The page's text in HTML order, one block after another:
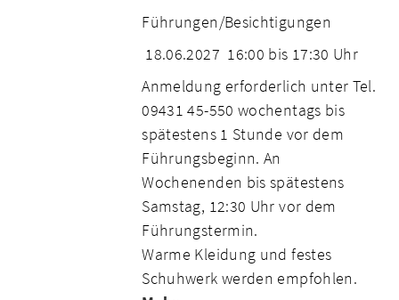
Führungen/Besichtigungen
18.06.2027 16:00 bis 17:30 Uhr
Anmeldung erforderlich unter Tel.
09431 45-550 wochentags bis
spätestens 1 Stunde vor dem
Führungsbeginn. An
Wochenenden bis spätestens
Samstag, 12:30 Uhr vor dem
Führungstermin.
Warme Kleidung und festes
Schuhwerk werden empfohlen.